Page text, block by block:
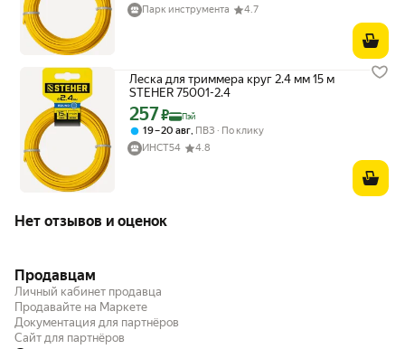
Парк инструмента
4.7
Леска для триммера круг 2.4 мм 15 м
STEHER 75001-2.4
Цена с картой Яндекс Пэй 257 ₽ вместо
257₽ Пэй
19 – 20 авг ПВЗ
По клику
ИНСТ54
4.8
Нет отзывов и оценок
Продавцам
Личный кабинет продавца
Продавайте на Маркете
Документация для партнёров
Сайт для партнёров